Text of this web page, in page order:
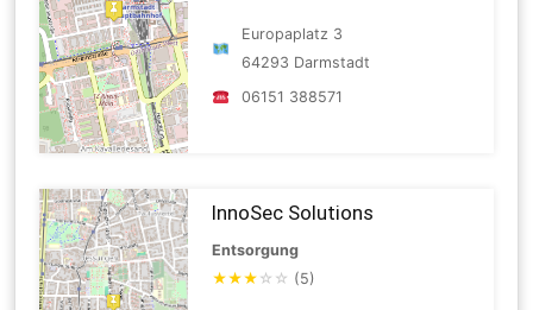
Europaplatz 3
64293 Darmstadt
06151 388571
InnoSec Solutions
Entsorgung
★★★ ☆ ☆ (5)